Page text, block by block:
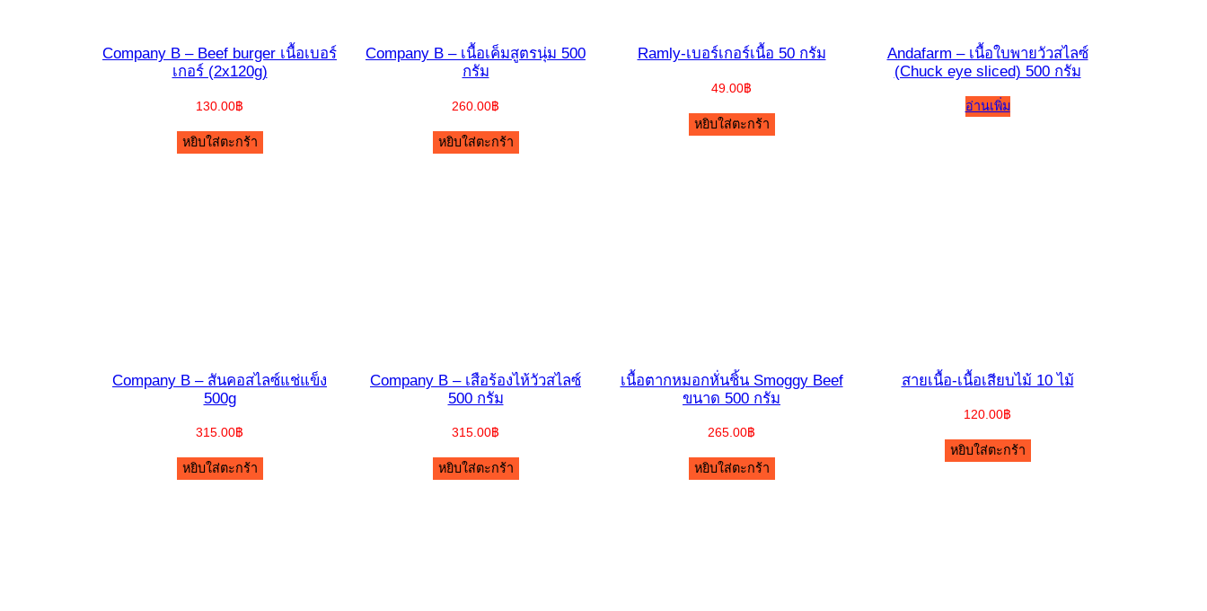
Company B – Beef burger เนื้อเบอร์
เกอร์ (2x120g)
130.00฿
หยิบใส่ตะกร้า
Company B – เนื้อเค็มสูตรนุ่ม 500
กรัม
260.00฿
หยิบใส่ตะกร้า
Ramly-เบอร์เกอร์เนื้อ 50 กรัม
49.00฿
หยิบใส่ตะกร้า
Andafarm – เนื้อใบพายวัวสไลซ์
(Chuck eye sliced) 500 กรัม
อ่านเพิ่ม
Company B – สันคอสไลซ์แช่แข็ง
500g
315.00฿
หยิบใส่ตะกร้า
Company B – เสือร้องไห้วัวสไลซ์
500 กรัม
315.00฿
หยิบใส่ตะกร้า
เนื้อตากหมอกหั่นชิ้น Smoggy Beef
ขนาด 500 กรัม
265.00฿
หยิบใส่ตะกร้า
สายเนื้อ-เนื้อเสียบไม้ 10 ไม้
120.00฿
หยิบใส่ตะกร้า